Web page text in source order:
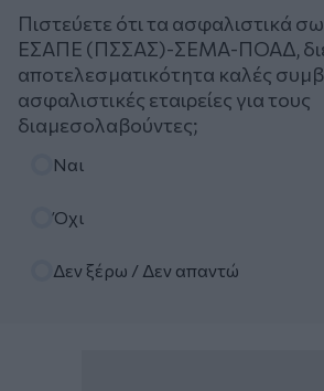
Πιστεύετε ότι τα ασφαλιστικά
ΕΣΑΠΕ (ΠΣΣΑΣ)-ΣΕΜΑ-ΠΟΑΔ,
αποτελεσματικότητα καλές
ασφαλιστικές εταιρείες για τους
διαμεσολαβούντες;
Ναι
Όχι
Δεν ξέρω / Δεν απαντώ